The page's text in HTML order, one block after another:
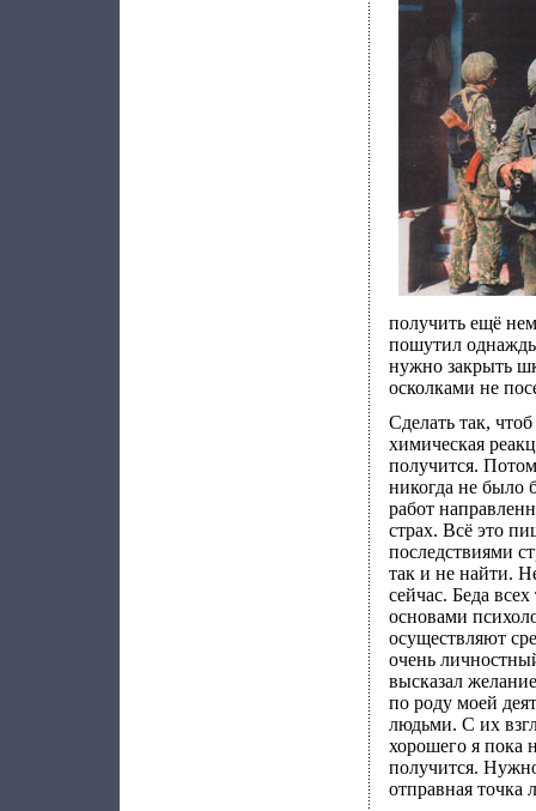
получить ещё
пошутил
нужно закрыть
осколками не
Сделать так,
химическая
получится.
никогда не было
работ
страх. Всё это
последствиями
так и не найти.
сейчас. Беда
основами
осуществляют
очень
высказал
по роду моей
людьми. С их
хорошего я пока
получится.
отправная точка